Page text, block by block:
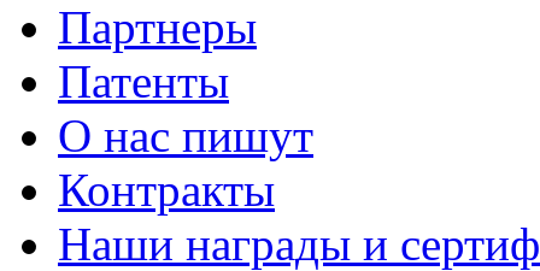
Партнеры
Патенты
О нас пишут
Контракты
Наши награды и